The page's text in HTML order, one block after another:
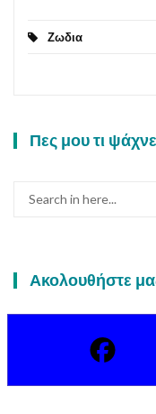
Ζωδια
Πες μου τι
Ακολουθήστε